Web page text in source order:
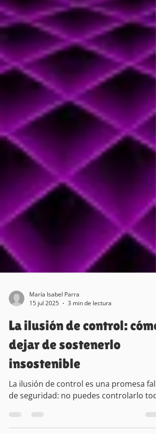
María Isabel Parra
15 jul 2025
3 min de lectura
La ilusión de control: cómo
dejar de sostenerlo
insostenible